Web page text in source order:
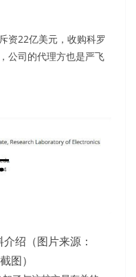
资22亿美元，收购科罗
公司的代理方也是严飞
绍（图片来源：
图）